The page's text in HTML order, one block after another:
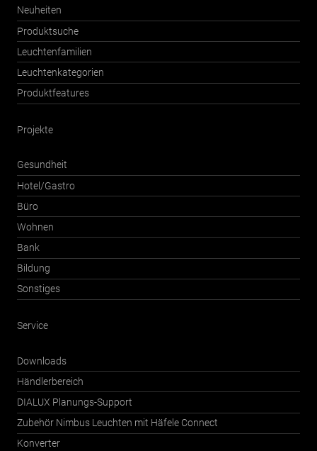
Neuheiten
Produktsuche
Leuchtenfamilien
Leuchtenkategorien
Produktfeatures
Projekte
Gesundheit
Hotel/Gastro
Büro
Wohnen
Bank
Bildung
Sonstiges
Service
Downloads
Händlerbereich
DIALUX Planungs-Support
Zubehör Nimbus Leuchten mit Häfele Connect
Konverter